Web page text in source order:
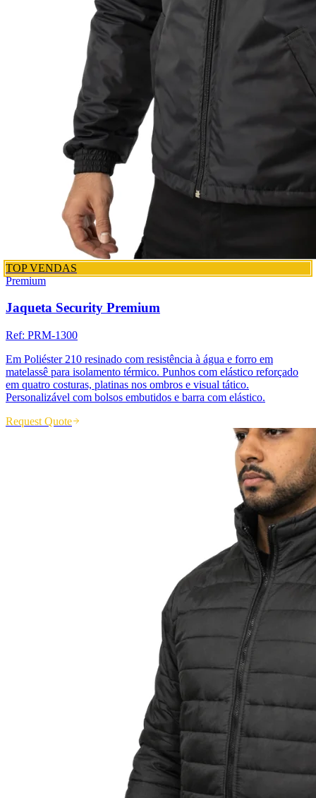
TOP VENDAS
Premium
Jaqueta Security Premium
Ref: PRM-1300
Em Poliéster 210 resinado com resistência à água e forro em
matelassê para isolamento térmico. Punhos com elástico reforçado
em quatro costuras, platinas nos ombros e visual tático.
Personalizável com bolsos embutidos e barra com elástico.
Request Quote